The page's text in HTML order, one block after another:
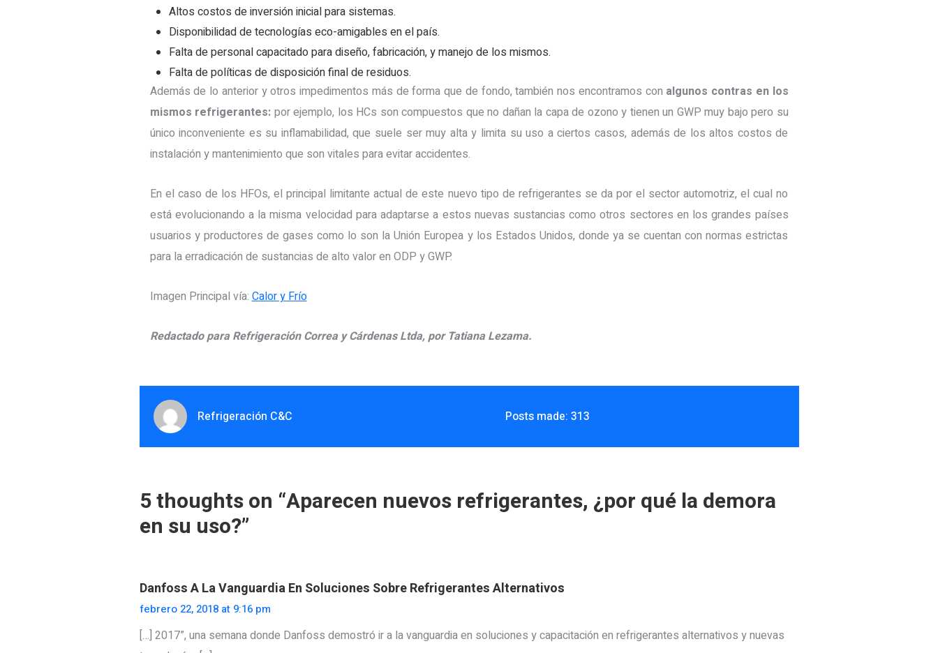
Altos costos de inversión inicial para sistemas.
Disponibilidad de tecnologías eco-amigables en el país.
Falta de personal capacitado para diseño, fabricación, y manejo de los mismos.
Falta de políticas de disposición final de residuos.
Además de lo anterior y otros impedimentos más de forma que de fondo, también nos encontramos con algunos contras en los
mismos refrigerantes: por ejemplo, los HCs son compuestos que no dañan la capa de ozono y tienen un GWP muy bajo pero su
único inconveniente es su inflamabilidad, que suele ser muy alta y limita su uso a ciertos casos, además de los altos costos de
instalación y mantenimiento que son vitales para evitar accidentes.
En el caso de los HFOs, el principal limitante actual de este nuevo tipo de refrigerantes se da por el sector automotriz, el cual no
está evolucionando a la misma velocidad para adaptarse a estos nuevas sustancias como otros sectores en los grandes países
usuarios y productores de gases como lo son la Unión Europea y los Estados Unidos, donde ya se cuentan con normas estrictas
para la erradicación de sustancias de alto valor en ODP y GWP.
Imagen Principal vía:Calor y Frío
Redactado para Refrigeración Correa y Cárdenas Ltda, por Tatiana Lezama.
Refrigeración C&C Posts made: 313
5 thoughts on “Aparecen nuevos refrigerantes, ¿por qué la demora
en su uso?”
Danfoss A La Vanguardia En Soluciones Sobre Refrigerantes Alternativos
febrero 22, 2018 at 9:16 pm
[…] 2017”, una semana donde Danfoss demostró ir a la vanguardia en soluciones y capacitación en refrigerantes alternativos y nuevas